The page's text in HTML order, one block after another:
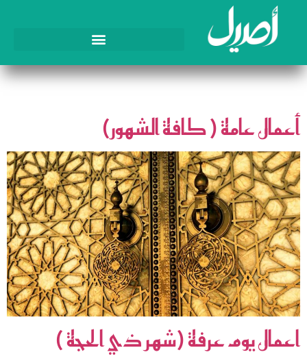
الوسم:فواصل عبادية
أعمال عامة ( كافة الشهور)
اعمال يوم عرفة (شهر ذي الحجة )